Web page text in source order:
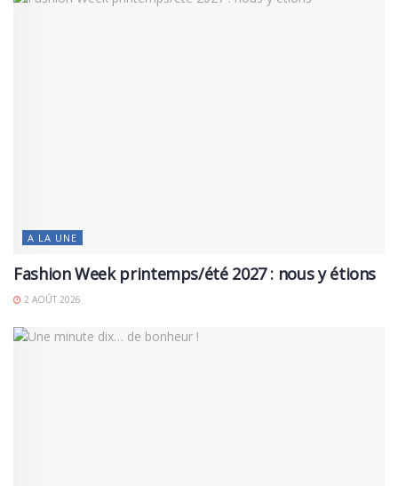
A LA UNE
Fashion Week printemps/été 2027 : nous y étions
2 AOÛT 2026